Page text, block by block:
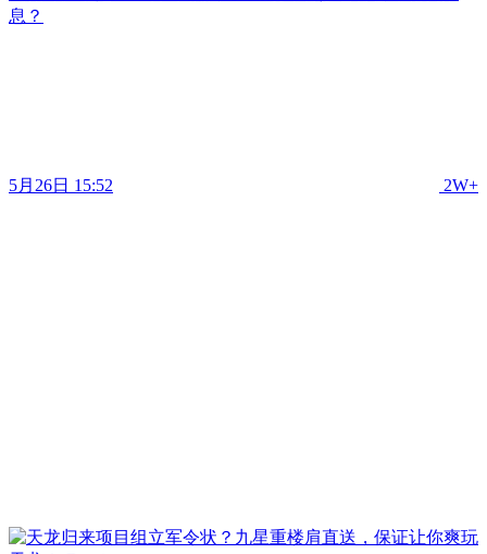
息？
5月26日 15:52 2W+